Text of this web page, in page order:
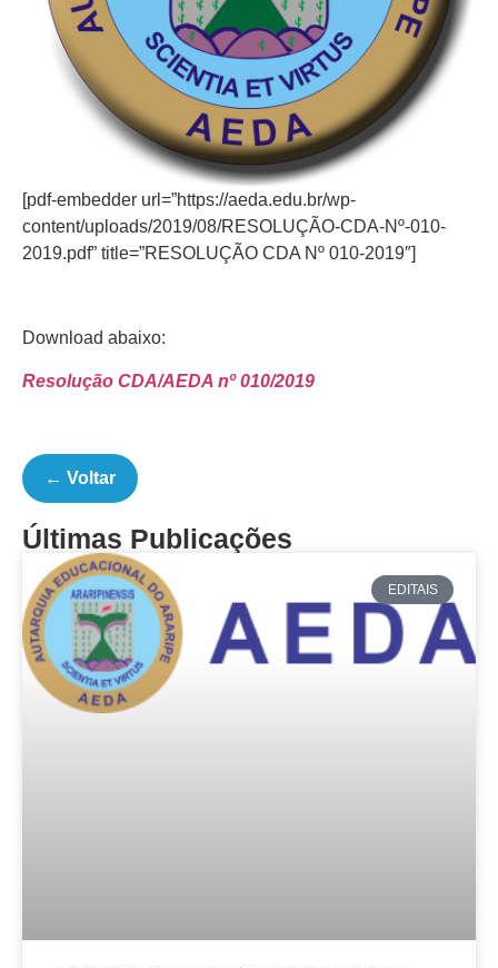
[pdf-embedder url=”https://aeda.edu.br/wp-
content/uploads/2019/08/RESOLUÇÃO-CDA-Nº-010-
2019.pdf” title=”RESOLUÇÃO CDA Nº 010-2019″]
Download abaixo:
Resolução CDA/AEDA nº 010/2019
← Voltar
Últimas Publicações
EDITAIS